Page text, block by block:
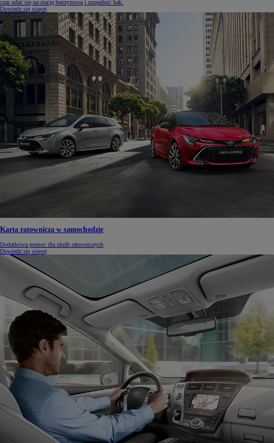
czas udać się na stację benzynową i uzupełnić bak.
Dowiedz się więcej
Karta ratownicza w samochodzie
Dodatkowa pomoc dla służb ratowniczych
Dowiedz się więcej